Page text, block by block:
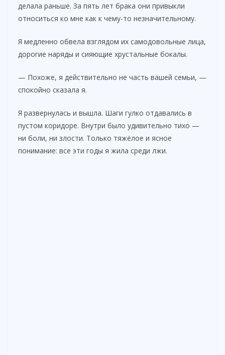
d
e
o
делала раньше. За пять лет брака они привыкли
относиться ко мне как к чему-то незначительному.
Я медленно обвела взглядом их самодовольные лица,
дорогие наряды и сияющие хрустальные бокалы.
— Похоже, я действительно не часть вашей семьи, —
спокойно сказала я.
Я развернулась и вышла. Шаги гулко отдавались в
пустом коридоре. Внутри было удивительно тихо —
ни боли, ни злости. Только тяжёлое и ясное
понимание: все эти годы я жила среди лжи.